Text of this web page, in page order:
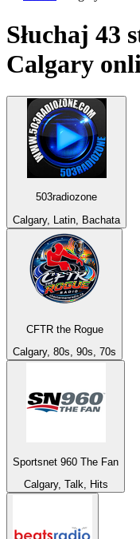
Słuchaj 43
Calgary
503radiozone
Calgary, Latin, Bachata
CFTR the Rogue
Calgary, 80s, 90s, 70s
Sportsnet 960 The Fan
Calgary, Talk, Hits